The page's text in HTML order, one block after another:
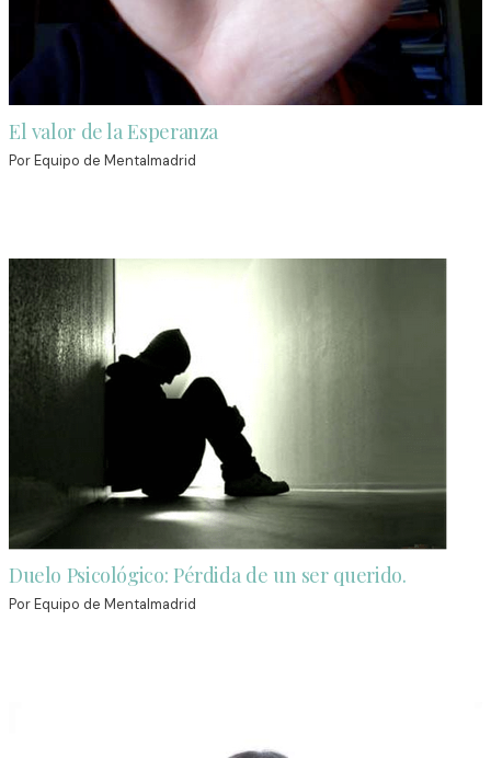
El valor de la Esperanza
PorEquipo de Mentalmadrid
Duelo Psicológico: Pérdida de un ser querido.
PorEquipo de Mentalmadrid